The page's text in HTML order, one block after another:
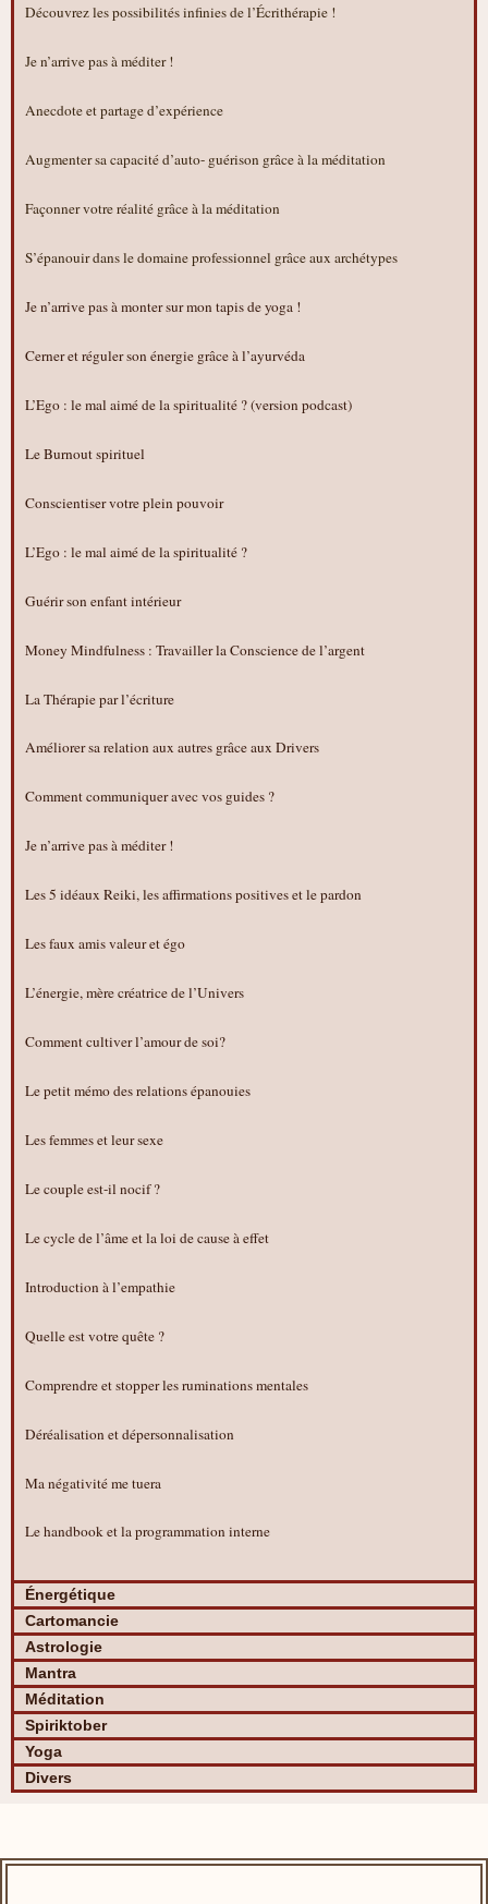
Découvrez les possibilités infinies de l’Écrithérapie !
Je n’arrive pas à méditer !
Anecdote et partage d’expérience
Augmenter sa capacité d’auto- guérison grâce à la méditation
Façonner votre réalité grâce à la méditation
S’épanouir dans le domaine professionnel grâce aux archétypes
Je n’arrive pas à monter sur mon tapis de yoga !
Cerner et réguler son énergie grâce à l’ayurvéda
L’Ego : le mal aimé de la spiritualité ? (version podcast)
Le Burnout spirituel
Conscientiser votre plein pouvoir
L’Ego : le mal aimé de la spiritualité ?
Guérir son enfant intérieur
Money Mindfulness : Travailler la Conscience de l’argent
La Thérapie par l’écriture
Améliorer sa relation aux autres grâce aux Drivers
Comment communiquer avec vos guides ?
Je n’arrive pas à méditer !
Les 5 idéaux Reiki, les affirmations positives et le pardon
Les faux amis valeur et égo
L’énergie, mère créatrice de l’Univers
Comment cultiver l’amour de soi?
Le petit mémo des relations épanouies
Les femmes et leur sexe
Le couple est-il nocif ?
Le cycle de l’âme et la loi de cause à effet
Introduction à l’empathie
Quelle est votre quête ?
Comprendre et stopper les ruminations mentales
Déréalisation et dépersonnalisation
Ma négativité me tuera
Le handbook et la programmation interne
Énergétique
Cartomancie
Astrologie
Mantra
Méditation
Spiriktober
Yoga
Divers